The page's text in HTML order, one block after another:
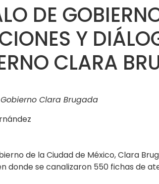
DE
Y
CLARA
Clara Brugada
de la Ciudad de México, Clara
donde se canalizaron 550 fichas de